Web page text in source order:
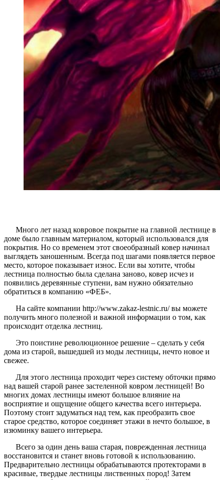
Много лет назад ковровое покрытие на главной лестнице в
доме было главным материалом, который использовался для
покрытия. Но со временем этот своеобразный ковер начинал
выглядеть заношенным. Всегда под шагами появляется первое
место, которое показывает износ. Если вы хотите, чтобы
лестница полностью была сделана заново, ковер исчез и
появились деревянные ступени, вам нужно обязательно
обратиться в компанию «ФЕБ».
На сайте компании http://www.zakaz-lestnic.ru/ вы можете
получить много полезной и важной информации о том, как
происходит отделка лестниц.
Это поистине революционное решение – сделать у себя
дома из старой, вышедшей из моды лестницы, нечто новое и
свежее.
Для этого лестница проходит через систему обточки прямо
над вашей старой ранее застеленной ковром лестницей! Во
многих домах лестницы имеют большое влияние на
восприятие и ощущение общего качества всего интерьера.
Поэтому стоит задуматься над тем, как преобразить свое
старое средство, которое соединяет этажи в нечто большое, в
изюминку вашего интерьера.
Всего за один день ваша старая, поврежденная лестница
восстановится и станет вновь готовой к использованию.
Предварительно лестницы обрабатываются протекторами в
красивые, твердые лестницы лиственных пород! Затем